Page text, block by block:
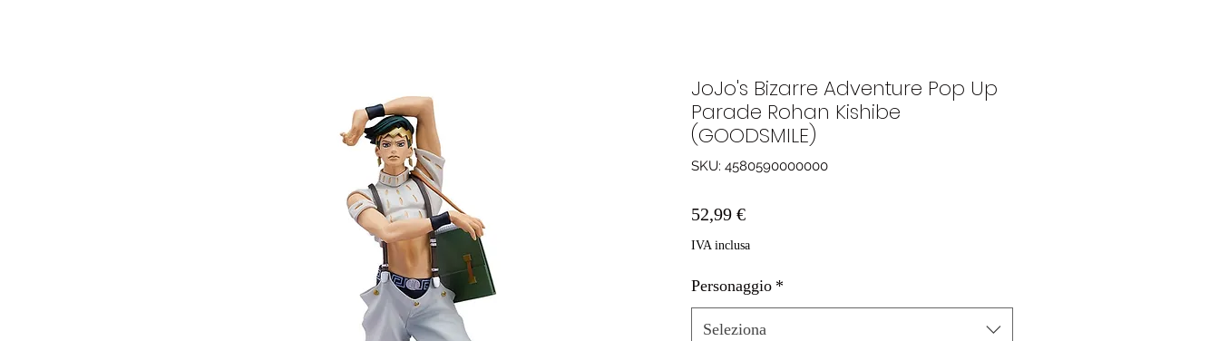
JoJo's Bizarre Adventure Pop Up
Parade Rohan Kishibe
(GOODSMILE)
SKU: 4580590000000
52,99 €Prezzo
IVA inclusa
Personaggio *
Seleziona